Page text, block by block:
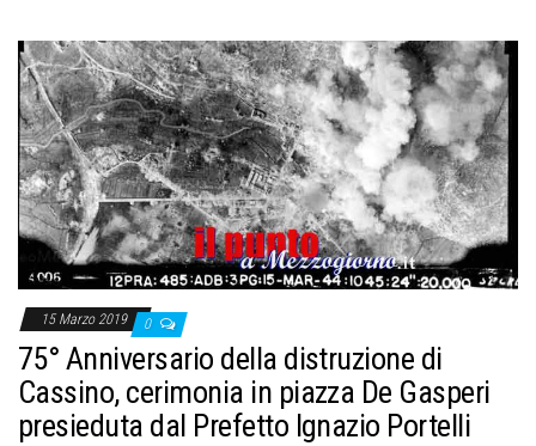
15 Marzo 2019 0
75° Anniversario della distruzione di
Cassino, cerimonia in piazza De Gasperi
presieduta dal Prefetto Ignazio Portelli